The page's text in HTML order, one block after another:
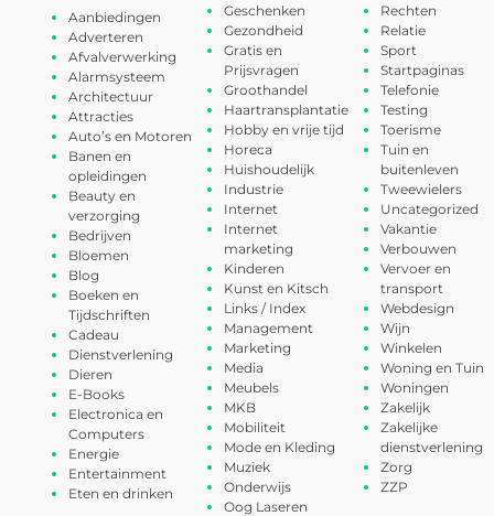
Aanbiedingen
Adverteren
Afvalverwerking
Alarmsysteem
Architectuur
Attracties
Auto’s en Motoren
Banen en
opleidingen
Beauty en
verzorging
Bedrijven
Bloemen
Blog
Boeken en
Tijdschriften
Cadeau
Dienstverlening
Dieren
E-Books
Electronica en
Computers
Energie
Entertainment
Eten en drinken
Geschenken
Gezondheid
Gratis en
Prijsvragen
Groothandel
Haartransplantatie
Hobby en vrije tijd
Horeca
Huishoudelijk
Industrie
Internet
Internet
marketing
Kinderen
Kunst en Kitsch
Links / Index
Management
Marketing
Media
Meubels
MKB
Mobiliteit
Mode en Kleding
Muziek
Onderwijs
Oog Laseren
Rechten
Relatie
Sport
Startpaginas
Telefonie
Testing
Toerisme
Tuin en
buitenleven
Tweewielers
Uncategorized
Vakantie
Verbouwen
Vervoer en
transport
Webdesign
Wijn
Winkelen
Woning en Tuin
Woningen
Zakelijk
Zakelijke
dienstverlening
Zorg
ZZP